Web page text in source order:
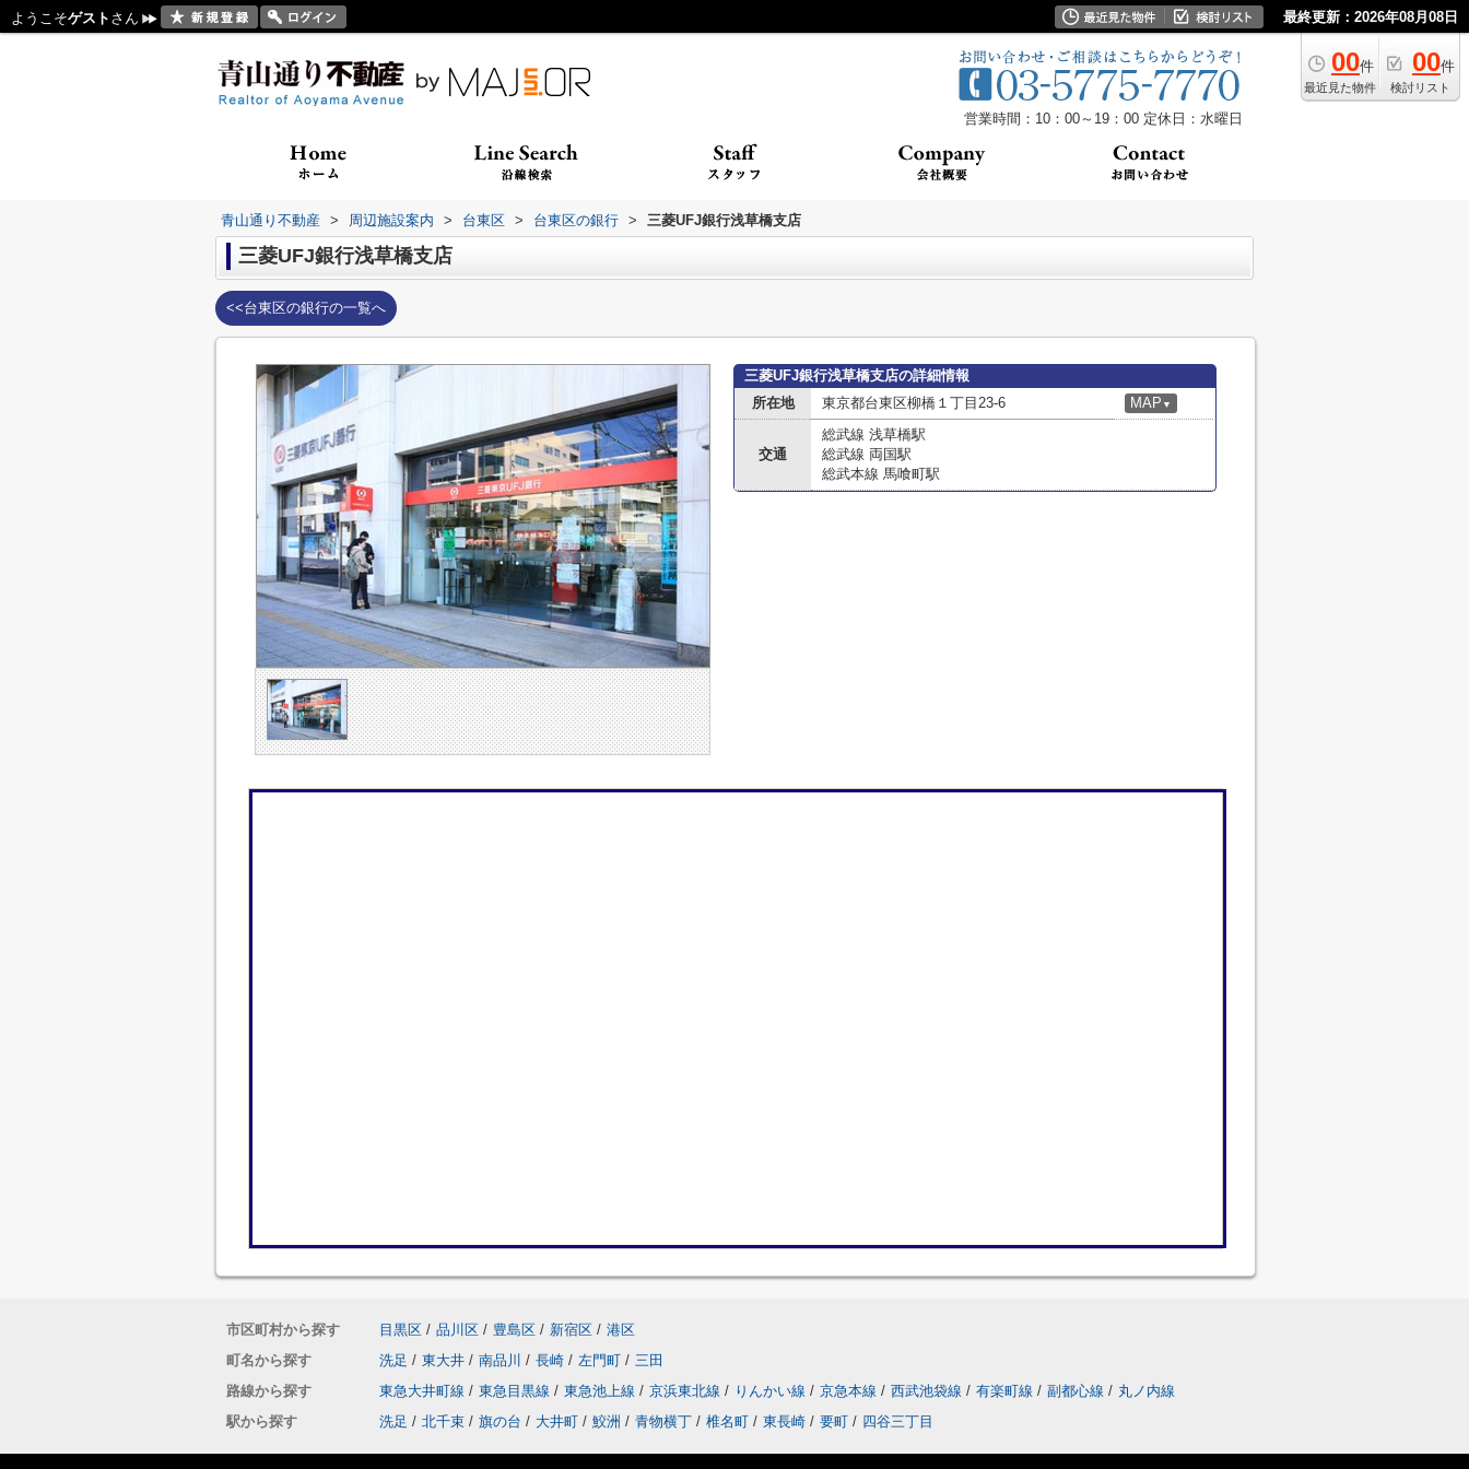
ようこそゲスト さん 最終更新：2026年08月08日
00件
最近見た物件
00件
検討リスト
営業時間：10：00～19：00 定休日：水曜日
青山通り不動産 > 周辺施設案内 > 台東区 > 台東区の銀行 > 三菱UFJ銀行浅草橋支店
三菱UFJ銀行浅草橋支店
<<台東区の銀行の一覧へ
三菱UFJ銀行浅草橋支店の詳細情報
所在地
東京都台東区柳橋１丁目23-6 MAP ▼
交通
総武線 浅草橋駅
総武線 両国駅
総武本線 馬喰町駅
市区町村から探す 目黒区 / 品川区 / 豊島区 / 新宿区 / 港区
町名から探す
洗足 / 東大井 / 南品川 / 長崎 / 左門町 / 三田
路線から探す
東急大井町線 / 東急目黒線 / 東急池上線 / 京浜東北線 / りんかい線 / 京急本線 / 西武池袋線 / 有楽町線 / 副都心線 / 丸ノ内線
駅から探す
洗足 / 北千束 / 旗の台 / 大井町 / 鮫洲 / 青物横丁 / 椎名町 / 東長崎 / 要町 / 四谷三丁目